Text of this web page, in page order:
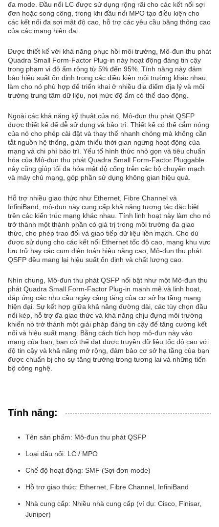
đa mode. Đầu nối LC được sử dụng rộng rãi cho các kết nối sợi
đơn hoặc song công, trong khi đầu nối MPO tạo điều kiện cho
các kết nối đa sợi mật độ cao, hỗ trợ các yêu cầu băng thông cao
của các mạng hiện đại.
Được thiết kế với khả năng phục hồi môi trường, Mô-đun thu phát
Quadra Small Form-Factor Plug-in này hoạt động đáng tin cậy
trong phạm vi độ ẩm rộng từ 5% đến 95%. Tính năng này đảm
bảo hiệu suất ổn định trong các điều kiện môi trường khác nhau,
làm cho nó phù hợp để triển khai ở nhiều địa điểm địa lý và môi
trường trung tâm dữ liệu, nơi mức độ ẩm có thể dao động.
Ngoài các khả năng kỹ thuật của nó, Mô-đun thu phát QSFP
được thiết kế để dễ sử dụng và bảo trì. Thiết kế có thể cắm nóng
của nó cho phép cài đặt và thay thế nhanh chóng mà không cần
tắt nguồn hệ thống, giảm thiểu thời gian ngừng hoạt động của
mạng và chi phí bảo trì. Yếu tố hình thức nhỏ gọn và tiêu chuẩn
hóa của Mô-đun thu phát Quadra Small Form-Factor Pluggable
này cũng giúp tối đa hóa mật độ cổng trên các bộ chuyển mạch
và máy chủ mạng, góp phần sử dụng không gian hiệu quả.
Hỗ trợ nhiều giao thức như Ethernet, Fibre Channel và
InfiniBand, mô-đun này cung cấp khả năng tương tác đặc biệt
trên các kiến trúc mạng khác nhau. Tính linh hoạt này làm cho nó
trở thành một thành phần có giá trị trong môi trường đa giao
thức, cho phép trao đổi và giao tiếp dữ liệu liền mạch. Cho dù
được sử dụng cho các kết nối Ethernet tốc độ cao, mạng khu vực
lưu trữ hay các cụm điện toán hiệu năng cao, Mô-đun thu phát
QSFP đều mang lại hiệu suất ổn định và chất lượng cao.
Nhìn chung, Mô-đun thu phát QSFP nổi bật như một Mô-đun thu
phát Quadra Small Form-Factor Plug-in mạnh mẽ và linh hoạt,
đáp ứng các nhu cầu ngày càng tăng của cơ sở hạ tầng mạng
hiện đại. Sự kết hợp giữa khả năng đường dài, các tùy chọn đầu
nối kép, hỗ trợ đa giao thức và khả năng chịu đựng môi trường
khiến nó trở thành một giải pháp đáng tin cậy để tăng cường kết
nối và hiệu suất mạng. Bằng cách tích hợp mô-đun này vào
mạng của bạn, bạn có thể đạt được truyền dữ liệu tốc độ cao với
độ tin cậy và khả năng mở rộng, đảm bảo cơ sở hạ tầng của bạn
được chuẩn bị cho sự tăng trưởng trong tương lai và những tiến
bộ công nghệ.
Tính năng:
Tên sản phẩm: Mô-đun thu phát QSFP
Loại đầu nối: LC / MPO
Chế độ hoạt động: SMF (Sợi đơn mode)
Hỗ trợ giao thức: Ethernet, Fibre Channel, InfiniBand
Nhà cung cấp: Nhiều nhà cung cấp (ví dụ: Cisco, Finisar,
Juniper)